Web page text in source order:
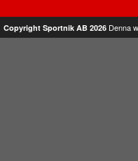
Copyright Sportnik AB 2026 Denna